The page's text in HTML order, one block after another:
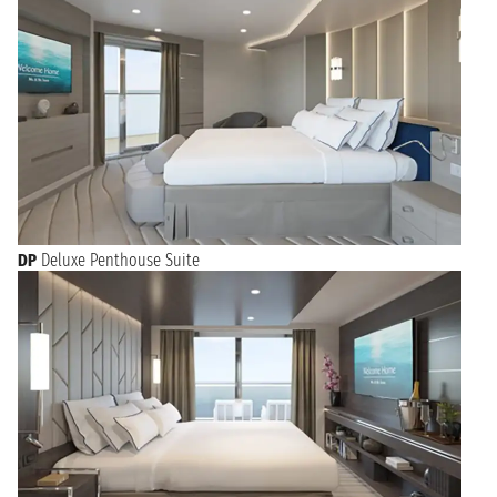
DP Deluxe Penthouse Suite